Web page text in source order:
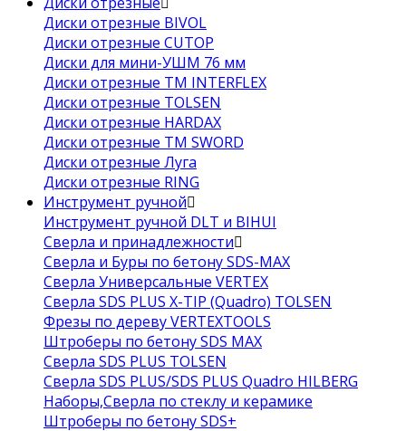
Диски отрезные BIVOL
Диски отрезные CUTOP
Диски для мини-УШМ 76 мм
Диски отрезные ТМ INTERFLEX
Диски отрезные TOLSEN
Диски отрезные HARDAX
Диски отрезные ТМ SWORD
Диски отрезные Луга
Диски отрезные RING
Инструмент ручной
Инструмент ручной DLT и BIHUI
Сверла и принадлежности
Сверла и Буры по бетону SDS-MAX
Сверла Универсальные VERTEX
Сверла SDS PLUS X-TIP (Quadro) TOLSEN
Фрезы по дереву VERTEXTOOLS
Штроберы по бетону SDS MAX
Сверла SDS PLUS TOLSEN
Сверла SDS PLUS/SDS PLUS Quadro HILBERG
Наборы,Сверла по стеклу и керамике
Штроберы по бетону SDS+